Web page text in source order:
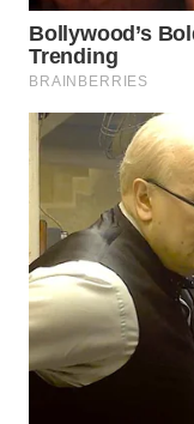
WN
BOGOR
WN
WN
TAPANULI
UTARA
WN